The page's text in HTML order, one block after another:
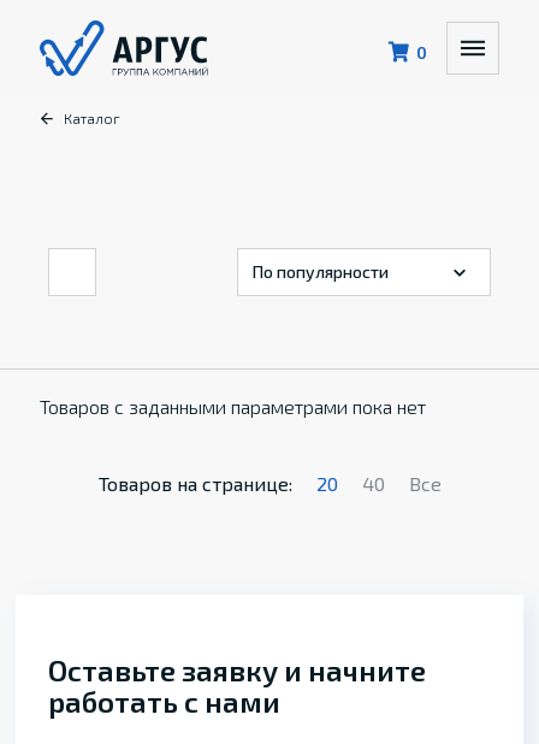
0
Каталог
Товаров с заданными параметрами пока нет
Товаров на странице: 20 40 Все
Оставьте заявку и начните
работать с нами